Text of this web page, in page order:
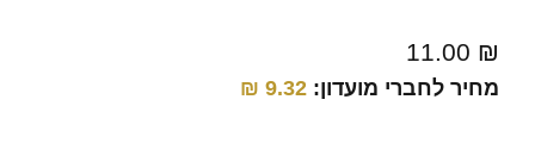
11.00 ₪
מחיר לחברי מועדון: 9.32
₪